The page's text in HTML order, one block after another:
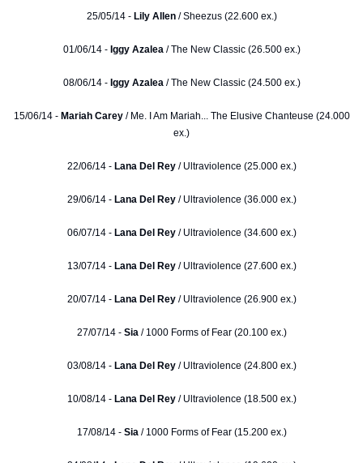
25/05/14 - Lily Allen/ Sheezus (22.600 ex.)
01/06/14 - Iggy Azalea/ The New Classic (26.500 ex.)
08/06/14 - Iggy Azalea/ The New Classic (24.500 ex.)
15/06/14 - Mariah Carey/ Me. I Am Mariah... The Elusive Chanteuse (24.000
ex.)
22/06/14 - Lana Del Rey/ Ultraviolence (25.000 ex.)
29/06/14 - Lana Del Rey / Ultraviolence (36.000 ex.)
06/07/14 - Lana Del Rey/ Ultraviolence (34.600 ex.)
13/07/14 -Lana Del Rey / Ultraviolence (27.600 ex.)
20/07/14 -Lana Del Rey/ Ultraviolence (26.900 ex.)
27/07/14 - Sia / 1000 Forms of Fear (20.100 ex.)
03/08/14 - Lana Del Rey / Ultraviolence (24.800 ex.)
10/08/14 - Lana Del Rey/ Ultraviolence (18.500 ex.)
17/08/14 - Sia / 1000 Forms of Fear (15.200 ex.)